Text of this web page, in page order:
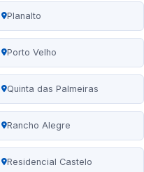
Planalto
Porto Velho
Quinta das Palmeiras
Rancho Alegre
Residencial Castelo